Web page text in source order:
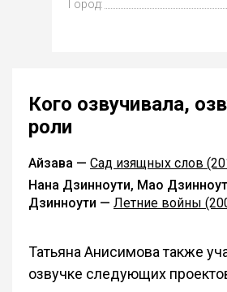
Город:
Кого озвучивала,
роли
Айзава — Сад изящных слов
Нана Дзинноути, Мао
Дзинноути — Летние войны
Татьяна Анисимова также
озвучке следующих